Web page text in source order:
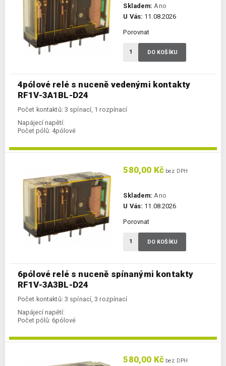
4pólové relé s nuceně vedenými kontakty
RF1V-3A1BL-D24
Počet kontaktů: 3 spínací, 1 rozpínací
Napájecí napětí:
Počet pólů: 4pólové
Skladem: Ano
U Vás: 11.08.2026
Porovnat
DO KOŠÍKU
6pólové relé s nuceně spínanými kontakty
RF1V-3A3BL-D24
Počet kontaktů: 3 spínací, 3 rozpínací
Napájecí napětí:
Počet pólů: 6pólové
580,00 Kč bez DPH
Skladem: Ano
U Vás: 11.08.2026
Porovnat
DO KOŠÍKU
580,00 Kč bez DPH